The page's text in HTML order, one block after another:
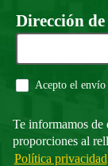
Dirección
Acepto el envío
Te informamos de
proporciones al
Política privacidad